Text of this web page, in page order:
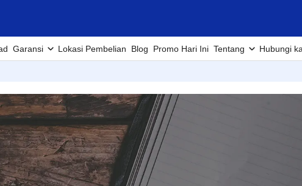
Garansi Lokasi Pembelian Blog Promo Hari Ini Tentang Hubungi